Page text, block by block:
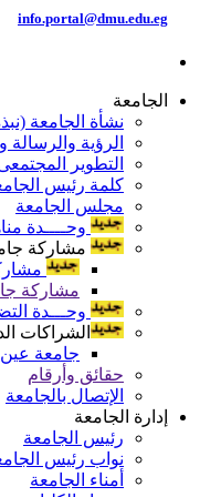
info.portal@dmu.edu.eg
الجامعة
نشأة الجامعة
الرؤية والرسالة
التطوير
كلمة رئيس
مجلس الجامعة
وحــــدة
مشاركة
مشاركة
وحـــدة
الشراكات
جامعة
حقائق وأرقام
الإتصال بالجامعة
إدارة الجامعة
رئيس الجامعة
نواب رئيس
أمناء الجامعة